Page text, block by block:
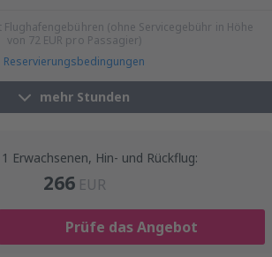
(ohne Servicegebühr in Höhe
von 72 EUR pro Passagier)
Reservierungsbedingungen
mehr Stunden
Erwachsenen, Hin- und Rückflug:
266 EUR
Prüfe das Angebot